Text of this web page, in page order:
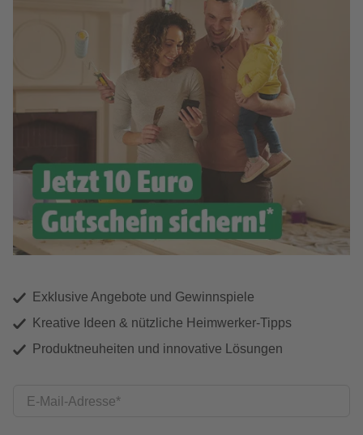
Exklusive Angebote und Gewinnspiele
Kreative Ideen & nützliche Heimwerker-Tipps
Produktneuheiten und innovative Lösungen
E-Mail-Adresse